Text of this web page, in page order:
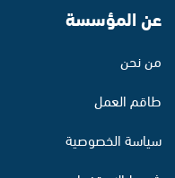
عن المؤسسة
من نحن
طاقم العمل
سياسة الخصوصية